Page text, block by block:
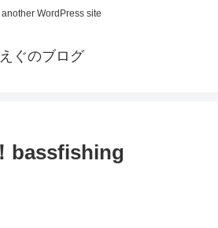
WordPress site
えぐのブログ
bassfishing